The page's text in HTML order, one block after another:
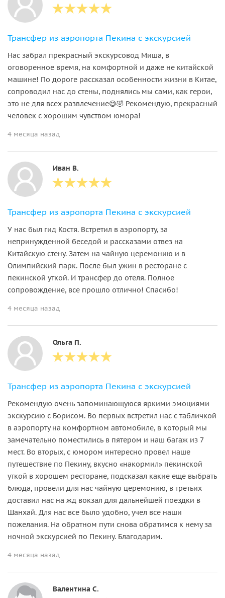
Трансфер из аэропорта Пекина с экскурсией
Нас забрал прекрасный экскурсовод Миша, в
оговоренное время, на комфортной и даже не китайской
машине! По дороге рассказал особенности жизни в Китае,
сопроводил нас до стены, поднялись мы сами, как герои,
это не для всех развлечение😅🤣 Рекомендую, прекрасный
человек с хорошим чувством юмора!
4 месяца назад
Иван В.
Трансфер из аэропорта Пекина с экскурсией
У нас был гид Костя. Встретил в аэропорту, за
непринужденной беседой и рассказами отвез на
Китайскую стену. Затем на чайную церемонию и в
Олимпийский парк. После был ужин в ресторане с
пекинской уткой. И трансфер до отеля. Полное
сопровождение, все прошло отлично! Спасибо!
4 месяца назад
Ольга П.
Трансфер из аэропорта Пекина с экскурсией
Рекомендую очень запоминающуюся яркими эмоциями
экскурсию с Борисом. Во первых встретил нас с табличкой
в аэропорту на комфортном автомобиле, в который мы
замечательно поместились в пятером и наш багаж из 7
мест. Во вторых, с юмором интересно провел наше
путешествие по Пекину, вкусно «накормил» пекинской
уткой в хорошем ресторане, подсказал какие еще выбрать
блюда, провели для нас чайную церемонию, в третьих
доставил нас на жд вокзал для дальнейшей поездки в
Шанхай. Для нас все было удобно, учел все наши
пожелания. На обратном пути снова обратимся к нему за
ночной экскурсией по Пекину. Благодарим.
4 месяца назад
Валентина С.